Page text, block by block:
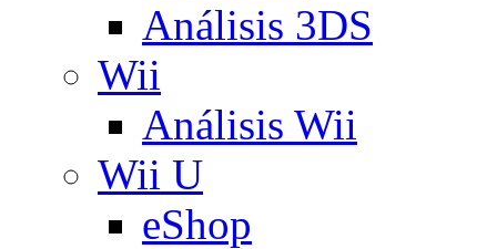
Análisis 3DS
Wii
Análisis Wii
Wii U
eShop